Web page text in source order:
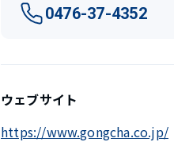
0476-37-4352
ウェブサイト
https://www.gongcha.co.jp/